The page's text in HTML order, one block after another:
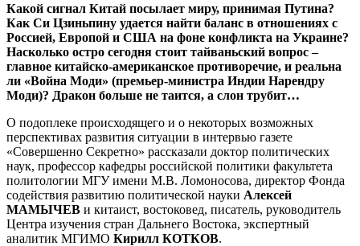
Какой сигнал Китай посылает миру, принимая Путина?
Как Си Цзиньпину удается найти баланс в отношениях с
Россией, Европой и США на фоне конфликта на Украине?
Насколько остро сегодня стоит тайваньский вопрос –
главное китайско-американское противоречие, и реальна
ли «Война Моди» (премьер-министра Индии Нарендру
Моди)? Дракон больше не таится, а слон трубит…
О подоплеке происходящего и о некоторых возможных
перспективах развития ситуации в интервью газете
«Совершенно Секретно» рассказали доктор политических
наук, профессор кафедры российской политики факультета
политологии МГУ имени М.В. Ломоносова, директор Фонда
содействия развитию политической науки Алексей
МАМЫЧЕВ и китаист, востоковед, писатель, руководитель
Центра изучения стран Дальнего Востока, экспертный
аналитик МГИМО Кирилл КОТКОВ.